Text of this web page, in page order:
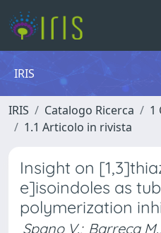
IRIS
IRIS Catalogo Ricerca
1
1.1 Articolo in rivista
Insight on
e]isoindoles as
polymerization
Spano V.; Barreca M.;